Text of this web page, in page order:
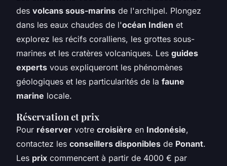
des volcans sous-marins de l'archipel. Plongez
dans les eaux chaudes de l'océan Indien et
explorez les récifs coralliens, les grottes sous-
marines et les cratères volcaniques. Les guides
experts vous expliqueront les phénomènes
géologiques et les particularités de la faune
marine locale.
Réservation et prix
Pour réserver votre croisière en Indonésie,
contactez les conseillers disponibles de Ponant.
Les prix commencent à partir de 4000 € par